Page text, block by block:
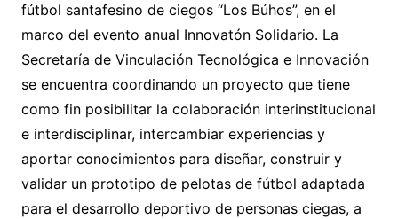
fútbol santafesino de ciegos “Los Búhos”, en el
marco del evento anual Innovatón Solidario. La
Secretaría de Vinculación Tecnológica e Innovación
se encuentra coordinando un proyecto que tiene
como fin posibilitar la colaboración interinstitucional
e interdisciplinar, intercambiar experiencias y
aportar conocimientos para diseñar, construir y
validar un prototipo de pelotas de fútbol adaptada
para el desarrollo deportivo de personas ciegas, a